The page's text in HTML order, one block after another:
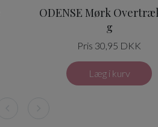
ODENSE Mørk
g
Pris 30,95 DKK
Læg i kurv